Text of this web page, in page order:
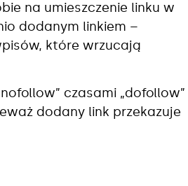
na umieszczenie linku w
dodanym linkiem –
które wrzucają
czasami „dofollow”
dodany link przekazuje